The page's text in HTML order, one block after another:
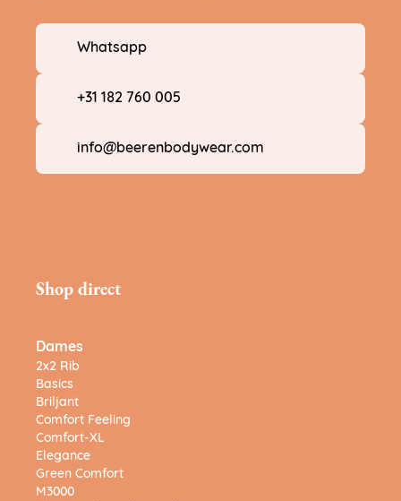
Whatsapp
+31 182 760 005
info@beerenbodywear.com
Shop direct
Dames
2x2 Rib
Basics
Briljant
Comfort Feeling
Comfort-XL
Elegance
Green Comfort
M3000